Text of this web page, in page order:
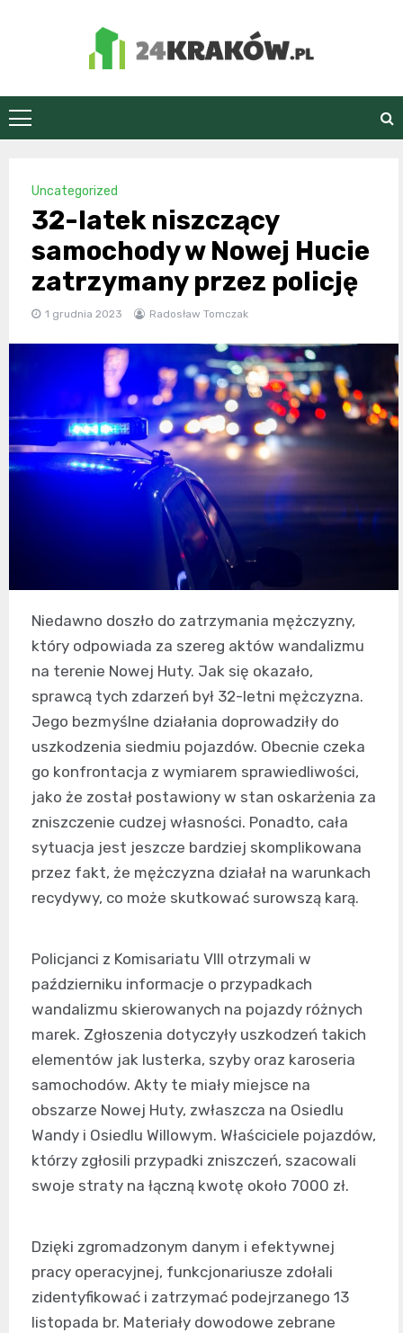
24Kraków.pl
Uncategorized
32-latek niszczący
samochody w Nowej Hucie
zatrzymany przez policję
1 grudnia 2023 Radosław Tomczak
Niedawno doszło do zatrzymania mężczyzny,
który odpowiada za szereg aktów wandalizmu
na terenie Nowej Huty. Jak się okazało,
sprawcą tych zdarzeń był 32-letni mężczyzna.
Jego bezmyślne działania doprowadziły do
uszkodzenia siedmiu pojazdów. Obecnie czeka
go konfrontacja z wymiarem sprawiedliwości,
jako że został postawiony w stan oskarżenia za
zniszczenie cudzej własności. Ponadto, cała
sytuacja jest jeszcze bardziej skomplikowana
przez fakt, że mężczyzna działał na warunkach
recydywy, co może skutkować surowszą karą.
Policjanci z Komisariatu VIII otrzymali w
październiku informacje o przypadkach
wandalizmu skierowanych na pojazdy różnych
marek. Zgłoszenia dotyczyły uszkodzeń takich
elementów jak lusterka, szyby oraz karoseria
samochodów. Akty te miały miejsce na
obszarze Nowej Huty, zwłaszcza na Osiedlu
Wandy i Osiedlu Willowym. Właściciele pojazdów,
którzy zgłosili przypadki zniszczeń, szacowali
swoje straty na łączną kwotę około 7000 zł.
Dzięki zgromadzonym danym i efektywnej
pracy operacyjnej, funkcjonariusze zdołali
zidentyfikować i zatrzymać podejrzanego 13
listopada br. Materiały dowodowe zebrane